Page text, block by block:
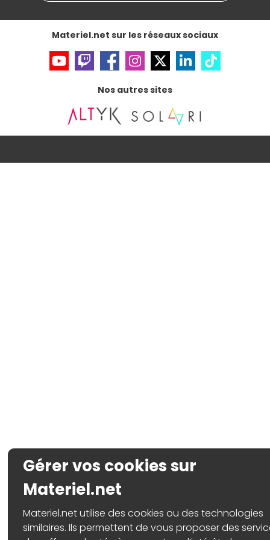
Accessibilité : non conforme
Materiel.net sur les réseaux sociaux
Nos autres sites
Gérer vos cookies sur
Materiel.net
Materiel.net utilise des cookies ou des technologies
similaires. Ils permettent de vous proposer des